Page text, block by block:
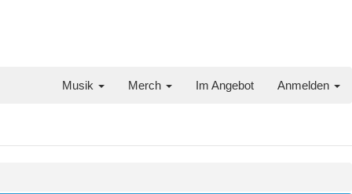
Musik Merch Im Angebot Anmelden